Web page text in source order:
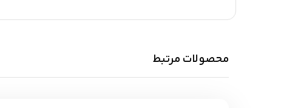
محصولات مرتبط